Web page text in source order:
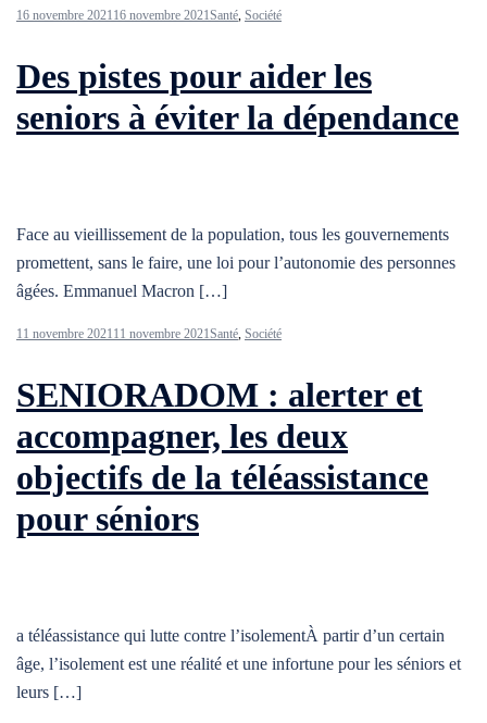
16 novembre 202116 novembre 2021Santé, Société
Des pistes pour aider les
seniors à éviter la dépendance
Face au vieillissement de la population, tous les gouvernements
promettent, sans le faire, une loi pour l’autonomie des personnes
âgées. Emmanuel Macron […]
11 novembre 202111 novembre 2021Santé, Société
SENIORADOM : alerter et
accompagner, les deux
objectifs de la téléassistance
pour séniors
a téléassistance qui lutte contre l’isolementÀ partir d’un certain
âge, l’isolement est une réalité et une infortune pour les séniors et
leurs […]